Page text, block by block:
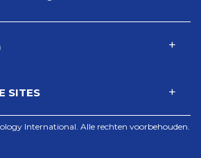
SITES
International. Alle rechten voorbehouden.